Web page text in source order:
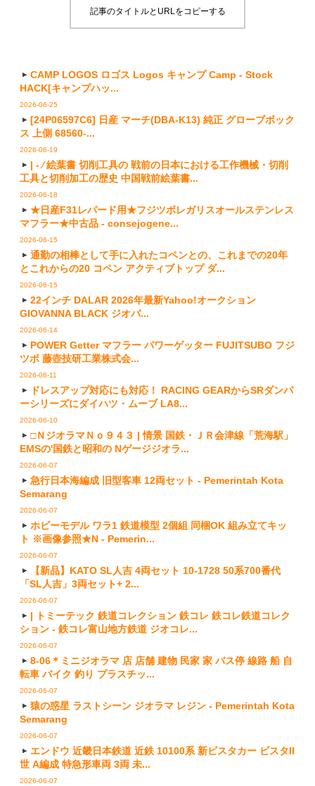
記事のタイトルとURLをコピーする
CAMP LOGOS ロゴス Logos キャンプ Camp - Stock
HACK[キャンプハッ...
2026-06-25
[24P06597C6] 日産 マーチ(DBA-K13) 純正 グローブボック
ス 上側 68560-...
2026-06-19
| - ⁄ 絵葉書 切削工具の 戦前の日本における工作機械・切削
工具と切削加工の歴史 中国戦前絵葉書...
2026-06-18
★日産F31レパード用★フジツボレガリスオールステンレス
マフラー★中古品 - consejogene...
2026-06-15
通勤の相棒として手に入れたコペンとの、これまでの20年
とこれからの20 コペン アクティブトップ ダ...
2026-06-15
22インチ DALAR 2026年最新Yahoo!オークション
GIOVANNA BLACK ジオバ...
2026-06-14
POWER Getter マフラー パワーゲッター FUJITSUBO フジ
ツボ 藤壺技研工業株式会...
2026-06-11
ドレスアップ対応にも対応！ RACING GEARからSRダンパ
ーシリーズにダイハツ・ムーブ LA8...
2026-06-10
□ＮジオラマＮｏ９４３ | 情景 国鉄・ＪＲ会津線「荒海駅」
EMSの'国鉄と昭和の Nゲージジオラ...
2026-06-07
急行日本海編成 旧型客車 12両セット - Pemerintah Kota
Semarang
2026-06-07
ホビーモデル ワラ1 鉄道模型 2個組 同梱OK 組み立てキッ
ト ※画像参照★N - Pemerin...
2026-06-07
【新品】KATO SL人吉 4両セット 10-1728 50系700番代
「SL人吉」3両セット+ 2...
2026-06-07
| トミーテック 鉄道コレクション 鉄コレ 鉄コレ鉄道コレク
ション - 鉄コレ富山地方鉄道 ジオコレ...
2026-06-07
8-06＊ミニジオラマ 店 店舗 建物 民家 家 バス停 線路 船 自
転車 バイク 釣り プラスチッ...
2026-06-07
猿の惑星 ラストシーン ジオラマ レジン - Pemerintah Kota
Semarang
2026-06-07
エンドウ 近畿日本鉄道 近鉄 10100系 新ビスタカー ビスタII
世 A編成 特急形車両 3両 未...
2026-06-07